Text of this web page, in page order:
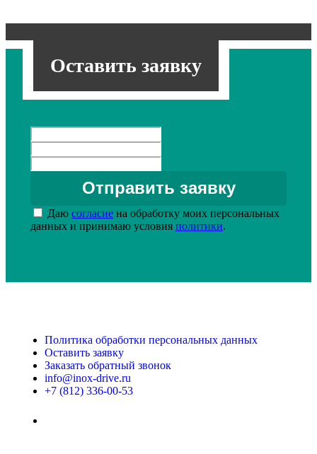
Оставить заявку
Даю согласие на обработку моих персональных
данных и принимаю условия политики.
Политика обработки персональных данных
Оставить заявку
Заказать обратный звонок
info@inox-drive.ru
+7 (812) 336-00-53